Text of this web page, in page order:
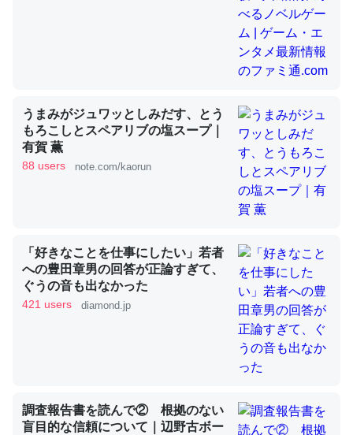
─ニュース :: 【研究発表】昆虫学の大問題＝「昆虫はなぜ海にいな
論文では「淡水はカルシウムも酸素も不足してて両方に不
利だから両方が拮抗してるのでは」とあって面白い。海に
いる鋏角類（カブトガニ・ウミグモ）はカルシウムを使わ
ずキチンを強化してる筈だが、酵素が違うのか？
─ニュース :: 【研究発表】昆虫学の大問題＝「昆虫はなぜ海にいな
これを元に考えるとカルシウムを大量に使う脊椎動物と貝
類は苦労してるんだな…。腹足類だと殻を無くしてナメク
うまみがジュワッとしみだす、とう
もろこしとスペアリブの塩スープ｜
有賀 薫
88 users note.com/kaorun
「好きなことを仕事にしたい」若者
への豊田章男の回答が正論すぎて、
ぐうの音も出なかった
421 users diamond.jp
調査報告書を読んで② 根拠のない
盲目的な信頼について｜辺野古ボー